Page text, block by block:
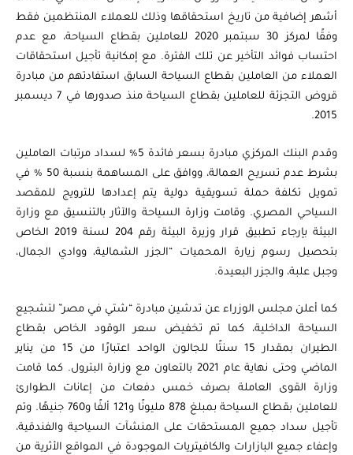
أشهر إضافية من تاريخ استحقاقها وذلك للعملاء المنتظمين فقط
وفقًا لمركز 30 سبتمبر 2020 للعاملين بقطاع السياحة، مع عدم
احتساب فوائد التأخير عن تلك الفترة. مع إمكانية تأجيل استحقاقات
العملاء من العاملين بقطاع السياحة السابق استفادتهم من مبادرة
قروض التجزئة للعاملين بقطاع السياحة منذ صدورها في 7 ديسمبر
2015.
وقدم البنك المركزي مبادرة بسعر فائدة 5% لسداد مرتبات العاملين
بشرط عدم تسريح العمالة، ووافق على المساهمة بنسبة 50 % في
تمويل تكلفة حملة تسويقية دولية يتم إعدادها للترويج للمقصد
السياحي المصري. وقامت وزارة السياحة والآثار بالتنسيق مع وزارة
البيئة بإرجاء تطبيق قرار وزيرة البيئة رقم 204 لسنة 2019 الخاص
بتحصيل رسوم زيارة المحميات “الجزر الشمالية، ووادي الجمال،
وجبل علبة، والجزر البعيدة.
كما أعلن مجلس الوزراء عن تدشين مبادرة “شتي في مصر” لتشجيع
السياحة الداخلية، كما تم تخفيض سعر الوقود الخاص بقطاع
الطيران بمقدار 15 سنتًا للجالون الواحد اعتبارًا من 15 من يناير
الماضي وحتى نهاية عام 2021 بالتعاون مع وزارة البترول. كما قامت
وزارة القوى العاملة بصرف خمس دفعات من إعانات الطوارئ
للعاملين بقطاع السياحة بمبلغ 878 مليونًا و121 ألفًا و760 جنيهًا. وتم
تأجيل سداد جميع المستحقات على المنشآت السياحية والفندقية،
وإعفاء جميع البازارات والكافيتريات الموجودة في المواقع الأثرية من